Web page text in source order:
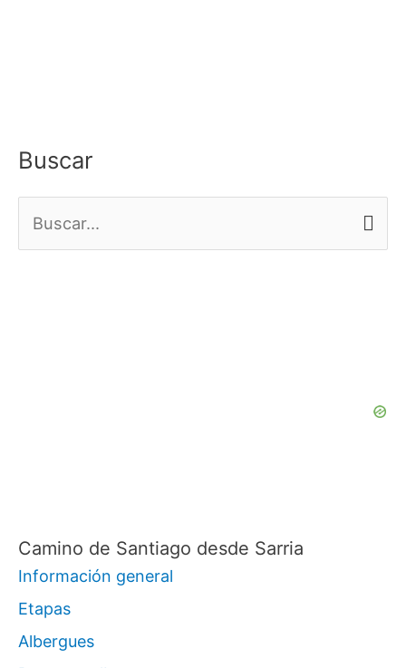
Buscar
u
Camino de Santiago desde Sarria
Información general
Etapas
Albergues